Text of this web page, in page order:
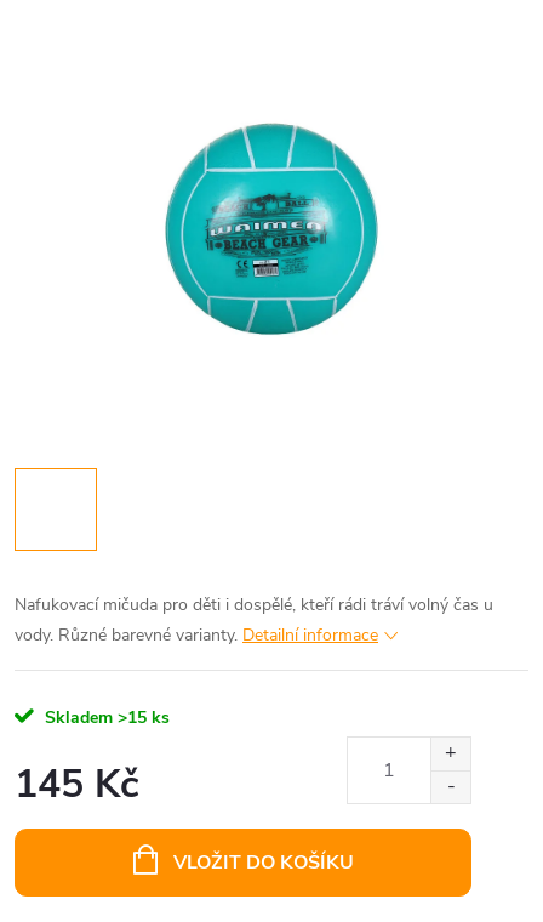
Nafukovací mičuda pro děti i dospělé, kteří rádi tráví volný čas u
vody. Různé barevné varianty. Detailní informace
Skladem >15 ks
145 Kč
VLOŽIT DO KOŠÍKU